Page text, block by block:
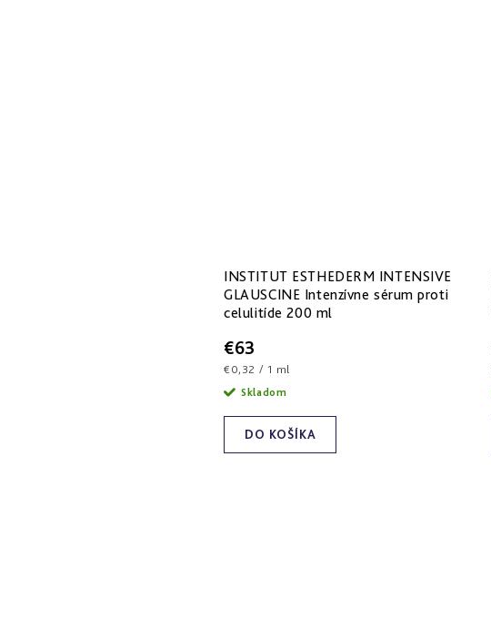
INSTITUT ESTHEDERM INTENSIVE
GLAUSCINE Intenzívne sérum proti
celulitíde 200 ml
€63
Jednotková
cena:
€0,32 / 1 ml
DO KOŠÍKA
Skladom